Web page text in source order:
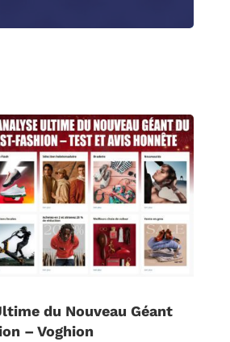
du Nouveau Géant
– Voghion